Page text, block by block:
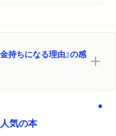
持ちになる理由』の感
人気の本